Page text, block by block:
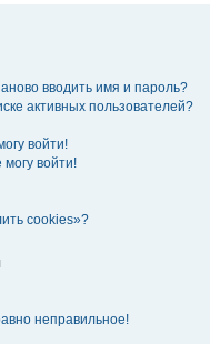
вводить имя и пароль?
активных пользователей?
войти!
войти!
cookies»?
неправильное!